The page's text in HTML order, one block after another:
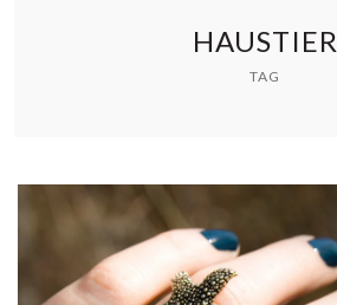
HAUSTIER
TAG